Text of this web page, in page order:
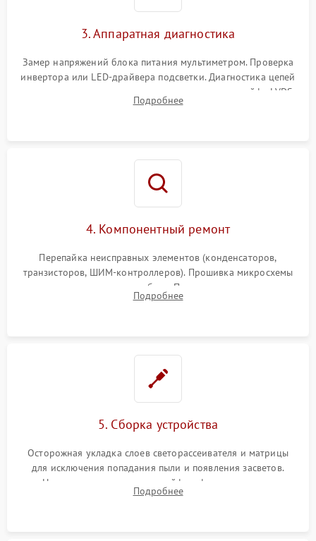
Поломка системы защиты
3. Аппаратная диагностика
Замер напряжений блока питания мультиметром. Проверка
инвертора или LED-драйвера подсветки. Диагностика цепей
питания скалера и тестирование сигналов на шлейфе LVDS
Подробнее
4. Компонентный ремонт
Перепайка неисправных элементов (конденсаторов,
транзисторов, ШИМ-контроллеров). Прошивка микросхемы
памяти при программных сбоях. При поломке подсветки —
разборка матрицы и замена выгоревших светодиодов.
Подробнее
5. Сборка устройства
Осторожная укладка слоев светорассеивателя и матрицы
для исключения попадания пыли и появления засветов.
Надежное подключение шлейфов, фиксация плат и
аккуратное защелкивание пластикового корпуса монитора.
Подробнее